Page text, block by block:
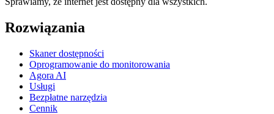
Rozwiązania
Skaner dostępności
Oprogramowanie do monitorowania
Agora AI
Usługi
Bezpłatne narzędzia
Cennik